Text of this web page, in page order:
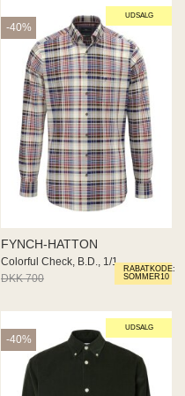
UDSALG
RABATKODE:
SOMMER10
-40%
FYNCH-HATTON
Colorful Check, B.D., 1/1
DKK 700
DKK 420
UDSALG
-40%